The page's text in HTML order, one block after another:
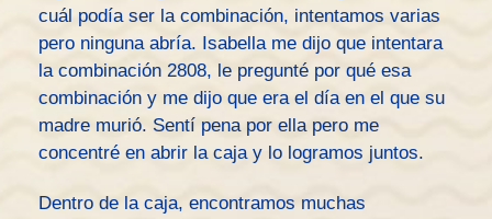
cuál podía ser la combinación, intentamos varias
pero ninguna abría. Isabella me dijo que intentara
la combinación 2808, le pregunté por qué esa
combinación y me dijo que era el día en el que su
madre murió. Sentí pena por ella pero me
concentré en abrir la caja y lo logramos juntos.
Dentro de la caja, encontramos muchas